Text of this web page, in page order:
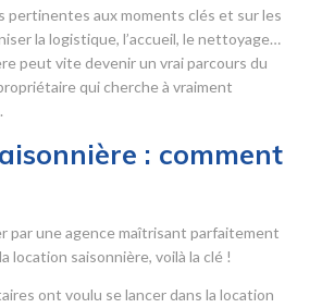
pertinentes aux moments clés et sur les
la logistique, l’accueil, le nettoyage…
peut vite devenir un vrai parcours du
qui cherche à vraiment
: comment
par une agence maîtrisant parfaitement
location saisonnière, voilà la clé !
ont voulu se lancer dans la location